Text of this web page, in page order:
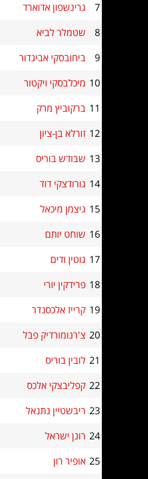
7
גרינשפון אדוארד
8
שטמלר לביא
9
ביחובסקי אביגדור
10 מיכלבסקי ויקטור
11 ברקוביץ מרק
12 זורלא בן-ציון
13 שבודש בוריס
14 גורודצקי דוד
15 גיצמן מיכאל
16 שוחט יותם
17 גוטין ודים
18 פרידקין יורי
19 קרייז אלכסנדר
20 צ'רנומורדיק פבל
21 לובין בוריס
22 קפליבצקי אלכס
23 ריבשטיין נתנאל
24 רונן ישראל
25 אופיר רון